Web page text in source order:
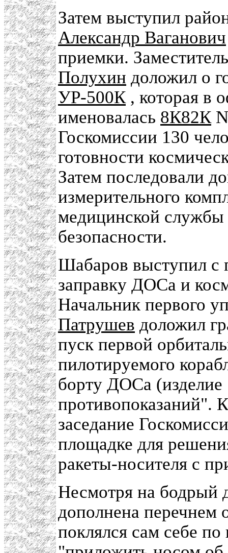
Затем выступил
Александр Ваганович
приемки.
Полухин доложил о
УР-500К , которая в
именовалась 8К82К
Госкомиссии 130
готовности
Затем последовали
измерительного
медицинской
безопасности.
Шабаров выступил с
заправку ДОСа и
Начальник первого
Патрушев доложил
пуск первой
пилотируемого
борту ДОСа (изделие
противопоказаний".
заседание
площадке для
ракеты-носителя с
Несмотря на бодрый
дополнена перечнем
поклялся сам себе